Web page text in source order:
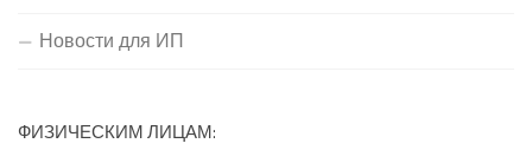
Новости для ИП
ФИЗИЧЕСКИМ ЛИЦАМ: